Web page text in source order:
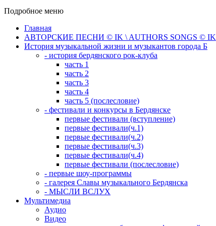
Подробное меню
Главная
АВТОРСКИЕ ПЕСНИ © IK \ AUTHORS SONGS © IK
История музыкальной жизни и музыкантов города Б
- история бердянского рок-клуба
часть 1
часть 2
часть 3
часть 4
часть 5 (послесловие)
- фестивали и конкурсы в Бердянске
первые фестивали (вступление)
первые фестивали(ч.1)
первые фестивали(ч.2)
первые фестивали(ч.3)
первые фестивали(ч.4)
первые фестивали (послесловие)
- первые шоу-программы
- галерея Славы музыкального Бердянска
- МЫСЛИ ВСЛУХ
Мультимедиа
Аудио
Видео